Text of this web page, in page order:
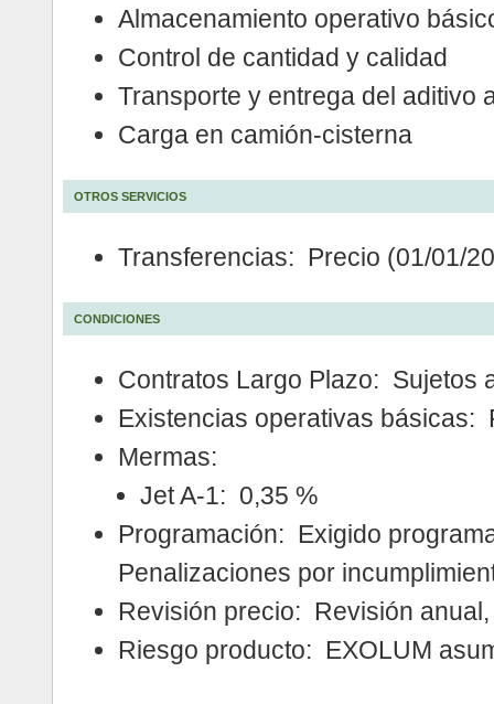
Almacenamiento operativo
Control de cantidad y calidad
Transporte y entrega del aditivo
Carga en camión-cisterna
OTROS SERVICIOS
Transferencias: Precio (01/01/
CONDICIONES
Contratos Largo Plazo: Sujetos
Existencias operativas básicas:
Mermas:
Jet A-1: 0,35 %
Programación: Exigido
Penalizaciones por
Revisión precio: Revisión
Riesgo producto: EXOLUM